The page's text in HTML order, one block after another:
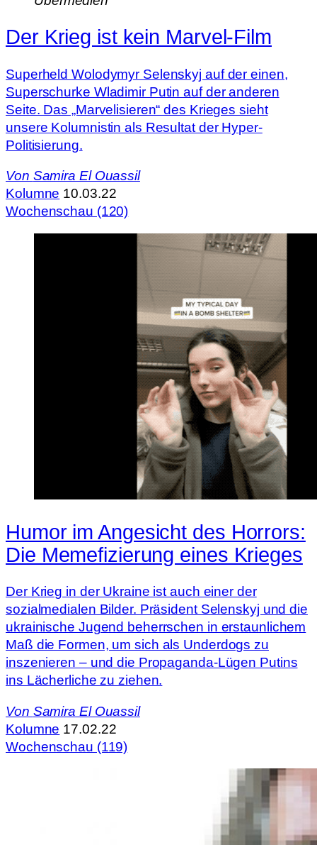
Der Krieg ist kein Marvel-Film
Superheld Wolodymyr Selenskyj auf der einen,
Superschurke Wladimir Putin auf der anderen
Seite. Das „Marvelisieren“ des Krieges sieht
unsere Kolumnistin als Resultat der Hyper-
Politisierung.
Von Samira El Ouassil
Kolumne 10.03.22
Wochenschau (120)
Humor im Angesicht des Horrors:
Die Memefizierung eines Krieges
Der Krieg in der Ukraine ist auch einer der
sozialmedialen Bilder. Präsident Selenskyj und die
ukrainische Jugend beherrschen in erstaunlichem
Maß die Formen, um sich als Underdogs zu
inszenieren – und die Propaganda-Lügen Putins
ins Lächerliche zu ziehen.
Von Samira El Ouassil
Kolumne 17.02.22
Wochenschau (119)